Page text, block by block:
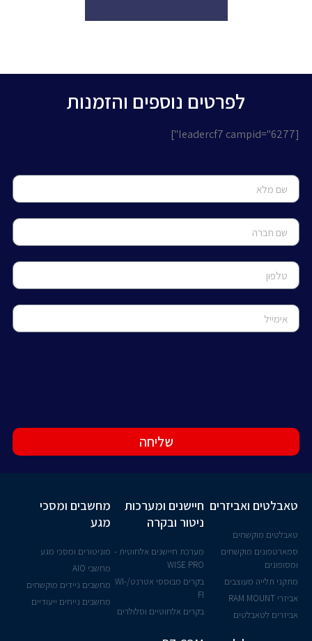
לפרטים נוספים והזמנות
[leadercf7 campid="6277"]
שליחה
טאבלטים ואביזרים
טאבלטים מוקשחים
סמארטפונים מוקשחים
ומסופונים
מתקני תלייה מעוצבים
אביזרי RAM MOUNT
אביזרים לטאבלטים
חיישנים ומערכות
ניטור ובקרה
מערכת חיישנים אלחוטית -
WISE PRO
בקרים מבוססי אטרנט/WI-
FI
בקרים אלחוטיים וסלולרים
מחשבים ומסכי
מגע
מוניטורים ומסכי מגע
מחשבי AIO
מחשבים ניידים מוקשחים
מחשבים נייחים ייעודיים